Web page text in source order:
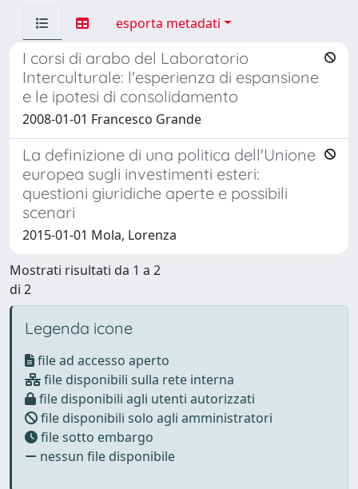
esporta metadati
I corsi di arabo del Laboratorio
Interculturale: l'esperienza di espansione
e le ipotesi di consolidamento
2008-01-01 Francesco Grande
La definizione di una politica dell'Unione
europea sugli investimenti esteri:
questioni giuridiche aperte e possibili
scenari
2015-01-01 Mola, Lorenza
Mostrati risultati da 1 a 2
di 2
Legenda icone
file ad accesso aperto
file disponibili sulla rete interna
file disponibili agli utenti autorizzati
file disponibili solo agli amministratori
file sotto embargo
nessun file disponibile